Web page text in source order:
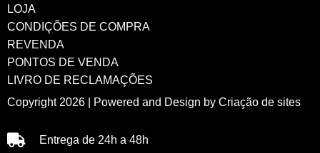
LOJA
CONDIÇÕES DE COMPRA
REVENDA
PONTOS DE VENDA
LIVRO DE RECLAMAÇÕES
Copyright 2026 | Powered and Design by Criação de sites
Entrega de 24h a 48h